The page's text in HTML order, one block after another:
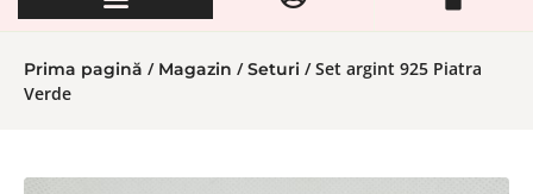
Prima pagină / Magazin /Seturi / Set argint 925 Piatra
Verde